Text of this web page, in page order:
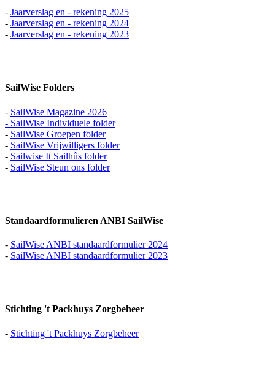
- Jaarverslag en - rekening 2025
- Jaarverslag en - rekening 2024
- Jaarverslag en - rekening 2023
SailWise Folders
- SailWise Magazine 2026
- SailWise Individuele folder
- SailWise Groepen folder
- SailWise Vrijwilligers folder
- Sailwise It Sailhûs folder
- SailWise Steun ons folder
Standaardformulieren ANBI SailWise
- SailWise ANBI standaardformulier 2024
- SailWise ANBI standaardformulier 2023
Stichting 't Packhuys Zorgbeheer
- Stichting 't Packhuys Zorgbeheer